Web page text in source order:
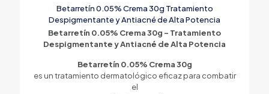
Betarretín 0.05% Crema 30g Tratamiento
Despigmentante y Antiacné de Alta Potencia
Betarretín 0.05% Crema 30g – Tratamiento
Despigmentante y Antiacné de Alta Potencia
Betarretín 0.05% Crema 30g
es un tratamiento dermatológico eficaz para combatir
el